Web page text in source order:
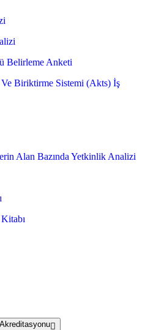
Belirleme Anketi
Biriktirme Sistemi (Akts) İş
Alan Bazında Yetkinlik Analizi